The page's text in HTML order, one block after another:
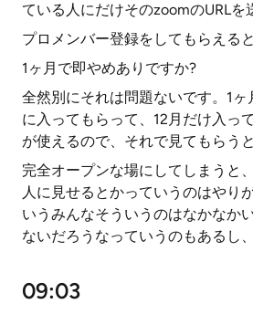
ている人にだけそのzoomのURLを
プロメンバー登録をしてもらえる
1ヶ月で即やめありですか?
全然別にそれは問題ないです。1
に入ってもらって、12月だけ入っ
が使えるので、それで見てもらう
完全オープンな場にしてしまうと
人に見せるとかっていうのはやり
いうみんなそういうのはなかなか
ないだろうなっていうのもあるし、
09:03